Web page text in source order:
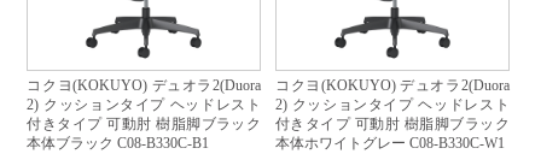
コクヨ(KOKUYO) デュオラ2(Duora
2) クッションタイプ ヘッドレスト
付きタイプ 可動肘 樹脂脚ブラック
本体ブラック C08-B330C-B1
コクヨ(KOKUYO) デュオラ2(Duora
2) クッションタイプ ヘッドレスト
付きタイプ 可動肘 樹脂脚ブラック
本体ホワイトグレー C08-B330C-W1